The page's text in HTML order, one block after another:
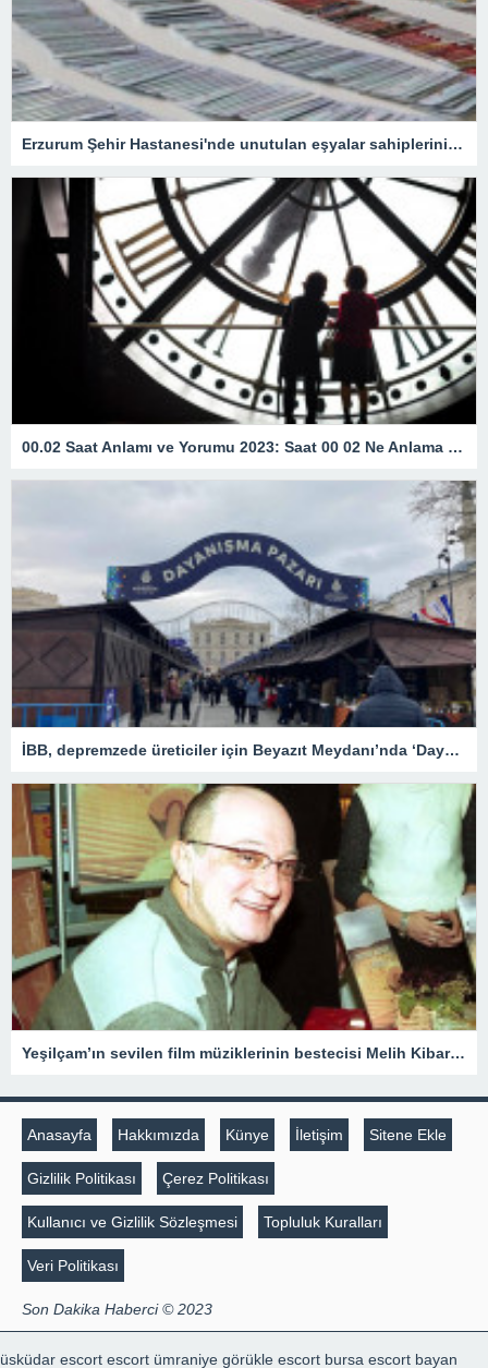
Erzurum Şehir Hastanesi'nde unutulan eşyalar sahiplerini bekliyor: İçlerinde en ilginç olanı ise…
00.02 Saat Anlamı ve Yorumu 2023: Saat 00 02 Ne Anlama Gelir?
İBB, depremzede üreticiler için Beyazıt Meydanı’nda ‘Dayanışma Pazarı’ kurdu
Yeşilçam’ın sevilen film müziklerinin bestecisi Melih Kibar anılıyor
Anasayfa Hakkımızda Künye İletişim Sitene Ekle
Gizlilik Politikası Çerez Politikası
Kullanıcı ve Gizlilik Sözleşmesi Topluluk Kuralları
Veri Politikası
Son Dakika Haberci © 2023
üsküdar escort escort ümraniye görükle escort bursa escort bayan